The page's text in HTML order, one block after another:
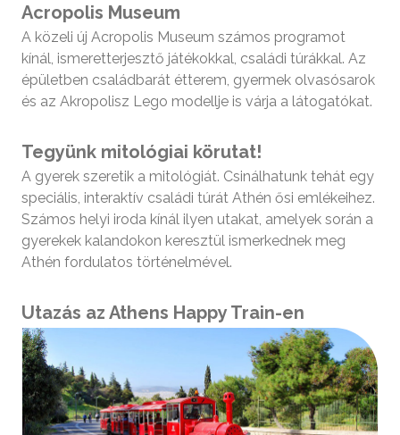
Acropolis Museum
A közeli új Acropolis Museum számos programot
kínál, ismeretterjesztő játékokkal, családi túrákkal. Az
épületben családbarát étterem, gyermek olvasósarok
és az Akropolisz Lego modellje is várja a látogatókat.
Tegyünk mitológiai körutat!
A gyerek szeretik a mitológiát. Csinálhatunk tehát egy
speciális, interaktív családi túrát Athén ősi emlékeihez.
Számos helyi iroda kínál ilyen utakat, amelyek során a
gyerekek kalandokon keresztül ismerkednek meg
Athén fordulatos történelmével.
Utazás az Athens Happy Train-en